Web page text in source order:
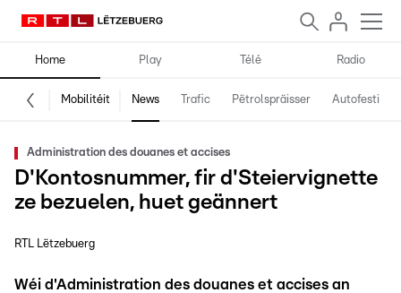
Home Play Télé Radio
Mobilitéit News Trafic Pëtrolspräisser Autofestival
Administration des douanes et accises
D'Kontosnummer, fir d'Steiervignette
ze bezuelen, huet geännert
RTL Lëtzebuerg
Wéi d'Administration des douanes et accises an